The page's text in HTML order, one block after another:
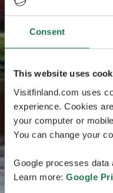
Consent
This website uses
Visitfinland.com uses
experience. Cookies
your computer or
You can change your
Google processes
Learn more: Google